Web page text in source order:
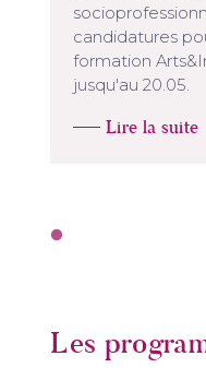
candidatures
formation
jusqu'au 20.05.
Lire la suite
Les